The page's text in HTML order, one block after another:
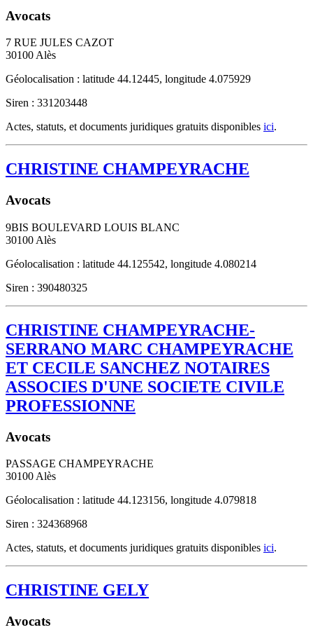
Avocats
7 RUE JULES CAZOT
30100 Alès
Géolocalisation : latitude 44.12445, longitude 4.075929
Siren : 331203448
Actes, statuts, et documents juridiques gratuits disponibles ici.
CHRISTINE CHAMPEYRACHE
Avocats
9BIS BOULEVARD LOUIS BLANC
30100 Alès
Géolocalisation : latitude 44.125542, longitude 4.080214
Siren : 390480325
CHRISTINE CHAMPEYRACHE-
SERRANO MARC CHAMPEYRACHE
ET CECILE SANCHEZ NOTAIRES
ASSOCIES D'UNE SOCIETE CIVILE
PROFESSIONNE
Avocats
PASSAGE CHAMPEYRACHE
30100Alès
Géolocalisation : latitude 44.123156, longitude 4.079818
Siren : 324368968
Actes, statuts, et documents juridiques gratuits disponibles ici.
CHRISTINE GELY
Avocats